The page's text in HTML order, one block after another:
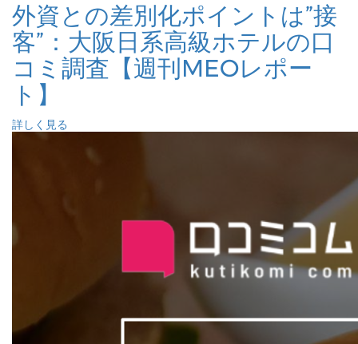
外資との差別化ポイントは”接
客”：大阪日系高級ホテルの口
コミ調査【週刊MEOレポー
ト】
詳しく見る